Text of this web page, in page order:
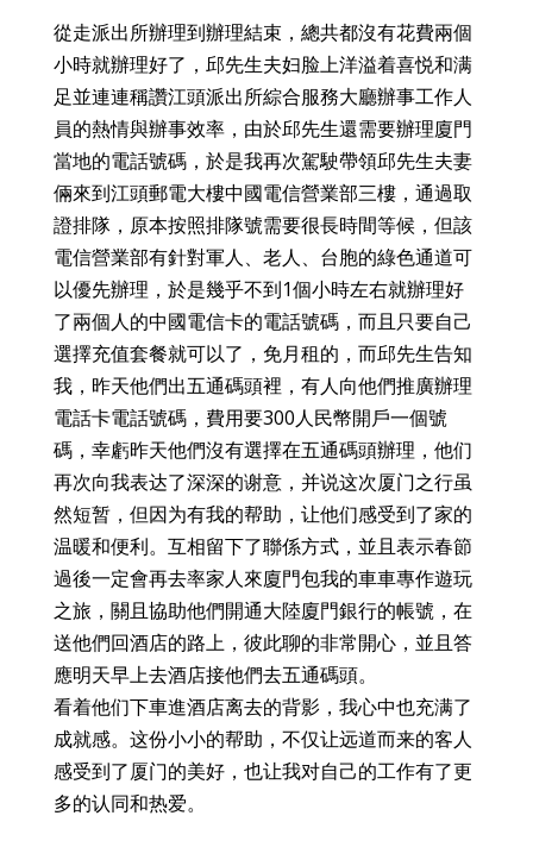
從走派出所辦理到辦理結束，總共都沒有花費兩個
小時就辦理好了，邱先生夫妇脸上洋溢着喜悦和满
足並連連稱讚江頭派出所綜合服務大廳辦事工作人
員的熱情與辦事效率，由於邱先生還需要辦理廈門
當地的電話號碼，於是我再次駕駛帶領邱先生夫妻
倆來到江頭郵電大樓中國電信營業部三樓，通過取
證排隊，原本按照排隊號需要很長時間等候，但該
電信營業部有針對軍人、老人、台胞的綠色通道可
以優先辦理，於是幾乎不到1個小時左右就辦理好
了兩個人的中國電信卡的電話號碼，而且只要自己
選擇充值套餐就可以了，免月租的，而邱先生告知
我，昨天他們出五通碼頭裡，有人向他們推廣辦理
電話卡電話號碼，費用要300人民幣開戶一個號
碼，幸虧昨天他們沒有選擇在五通碼頭辦理，他们
再次向我表达了深深的谢意，并说这次厦门之行虽
然短暂，但因为有我的帮助，让他们感受到了家的
温暖和便利。互相留下了聯係方式，並且表示春節
過後一定會再去率家人來廈門包我的車車專作遊玩
之旅，關且協助他們開通大陸廈門銀行的帳號，在
送他們回酒店的路上，彼此聊的非常開心，並且答
應明天早上去酒店接他們去五通碼頭。
看着他们下車進酒店离去的背影，我心中也充满了
成就感。这份小小的帮助，不仅让远道而来的客人
感受到了厦门的美好，也让我对自己的工作有了更
多的认同和热爱。